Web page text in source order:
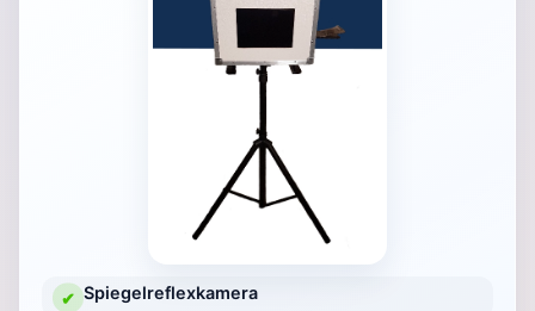
✔ Spiegelreflexkamera